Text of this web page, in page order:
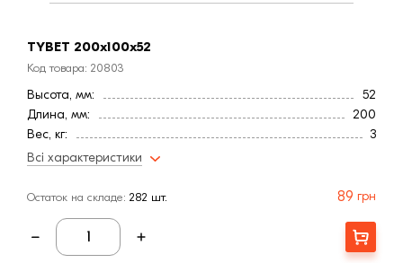
TYBET 200х100х52
Код товара: 20803
Высота, мм:
52
Длина, мм:
200
Вес, кг:
3
Ширина, мм:
Страна:
Германия
Фактура
Гладкая
Всі характеристики
Остаток на складе: 282 шт. 89 грн
Купити